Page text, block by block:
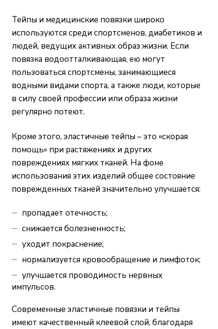
Тейпы и медицинские повязки широко
используются среди спортсменов, диабетиков и
людей, ведущих активных образ жизни. Если
повязка водоотталкивающая, ею могут
пользоваться спортсмены, занимающиеся
водными видами спорта, а также люди, которые
в силу своей профессии или образа жизни
регулярно потеют.
Кроме этого, эластичные тейпы – это «скорая
помощь» при растяжениях и других
повреждениях мягких тканей. На фоне
использования этих изделий общее состояние
поврежденных тканей значительно улучшается:
пропадает отечность;
снижается болезненность;
уходит покраснение;
нормализуется кровообращение и лимфоток;
улучшается проводимость нервных
импульсов.
Современные эластичные повязки и тейпы
имеют качественный клеевой слой, благодаря